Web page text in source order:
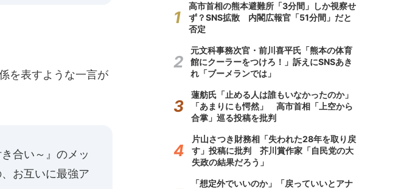
を表すような一言が
合い～』のメッ
お互いに最強ア
高市首相の熊本避難所「3分間」しか視察せ
ず？SNS拡散 内閣広報官「51分間」だと
否定
元文科事務次官・前川喜平氏「熊本の体育
館にクーラーをつけろ！」訴えにSNSあき
れ「ブーメランでは」
蓮舫氏「止める人は誰もいなかったのか」
「あまりにも愕然」 高市首相「上空から
合掌」巡る投稿を批判
片山さつき財務相「失われた28年を取り戻
す」投稿に批判 芥川賞作家「自民党の大
失政の結果だろう」
「想定外でいいのか」「戻っていいとアナ